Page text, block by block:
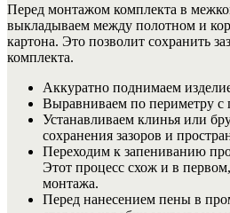
Перед монтажом комплекта в
выкладываем между полотном и
картона. Это позволит сохранить
комплекта.
Аккуратно поднимаем
Выравниваем по периметру с
Устанавливаем клинья или
сохранения зазоров и
Переходим к запениванию
Этот процесс схож и в
монтажа.
Перед нанесением пены в